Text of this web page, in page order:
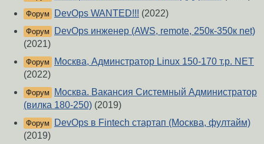
Форум DevOps WANTED!!! (2022)
Форум
DevOps инженер (AWS, remote, 250к-350к net)
(2021)
Форум
Москва, Админстратор Linux 150-170 т.р. NET
(2022)
Форум
Москва. Вакансия Системный Администратор
(вилка 180-250) (2019)
Форум
DevOps в Fintech стартап (Москва, фултайм)
(2019)